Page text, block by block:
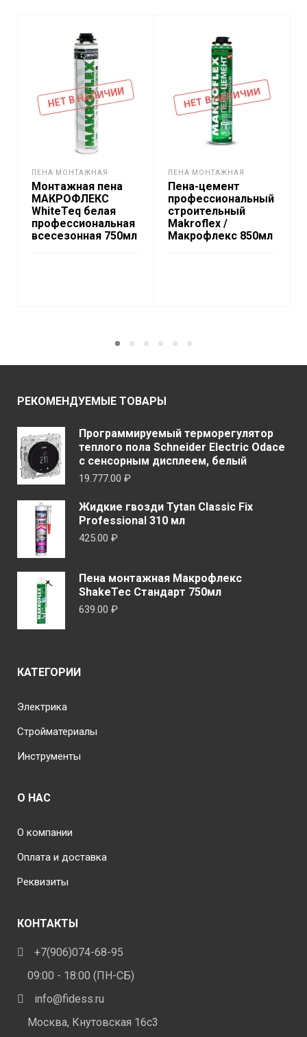
НЕТ В НАЛИЧИИ
ПЕНА МОНТАЖНАЯ
Монтажная пена
МАКРОФЛЕКС
WhiteTeq белая
профессиональная
всесезонная 750мл
НЕТ В НАЛИЧИИ
ПЕНА МОНТАЖНАЯ
Пена-цемент
профессиональный
строительный
Makroflex /
Макрофлекс 850мл
РЕКОМЕНДУЕМЫЕ ТОВАРЫ
Программируемый терморегулятор
теплого пола Schneider Electric Odace
с сенсорным дисплеем, белый
19.777.00 ₽
Жидкие гвозди Tytan Classic Fix
Professional 310 мл
425.00 ₽
Пена монтажная Макрофлекс
ShakeTec Стандарт 750мл
639.00 ₽
КАТЕГОРИИ
Электрика
Стройматериалы
Инструменты
О НАС
О компании
Оплата и доставка
Реквизиты
КОНТАКТЫ
+7(906)074-68-95
09:00 - 18:00 (ПН-СБ)
info@fidess.ru
Москва, Кнутовская 16с3